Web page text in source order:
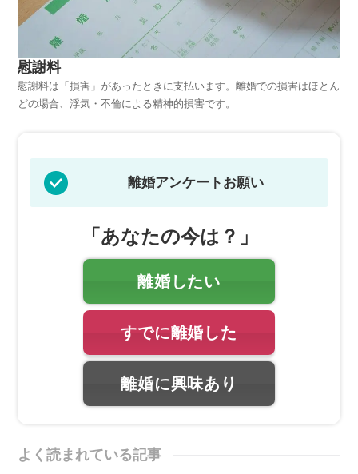
慰謝料
慰謝料は「損害」があったときに支払います。離婚での損害はほとん
どの場合、浮気・不倫による精神的損害です。
離婚アンケートお願い
「あなたの今は？」
離婚したい
すでに離婚した
離婚に興味あり
よく読まれている記事